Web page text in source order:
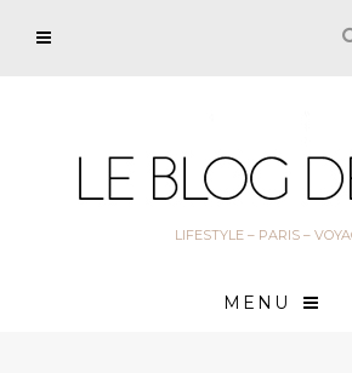
LIFESTYLE – PARIS –
MENU